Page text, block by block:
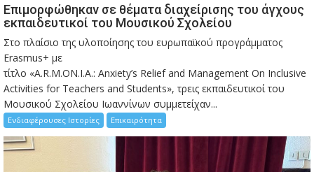
Eπιμορφώθηκαν σε θέματα διαχείρισης του άγχους
εκπαιδευτικοί του Μουσικού Σχολείου
Στο πλαίσιο της υλοποίησης του ευρωπαϊκού προγράμματος
Erasmus+ με
τίτλο «A.R.M.ON.I.A.: Anxiety’s Relief and Management On Inclusive
Activities for Teachers and Students», τρεις εκπαιδευτικοί του
Μουσικού Σχολείου Ιωαννίνων συμμετείχαν...
Ενδιαφέρουσες Ιστορίες Επικαιρότητα